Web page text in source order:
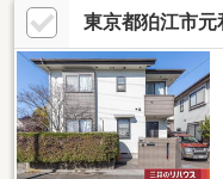
東京都狛江市元